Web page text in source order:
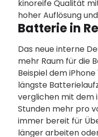
kinoreife Qualität
hoher Auflösung
Batterie in
Das neue interne
mehr Raum für die
Beispiel dem
längste
verglichen mit dem
Stunden mehr pro
immer bereit für
länger arbeiten